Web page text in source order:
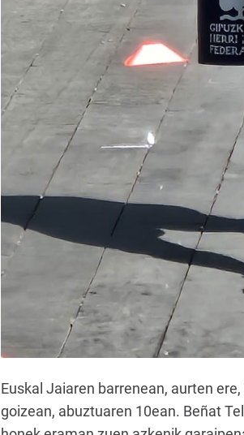
Euskal Jaiaren barrenean, aurten
goizean, abuztuaren 10ean. Beñat